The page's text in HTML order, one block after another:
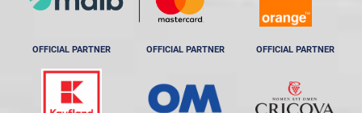
OFFICIAL PARTNER OFFICIAL PARTNER OFFICIAL PARTNER